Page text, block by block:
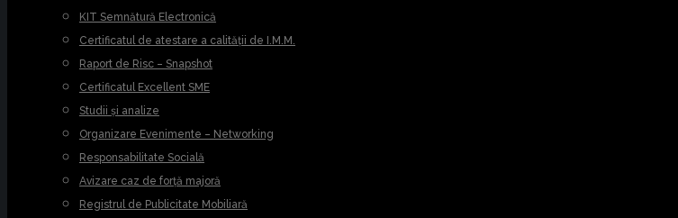
KIT Semnătură Electronică
Certificatul de atestare a calității de I.M.M.
Raport de Risc – Snapshot
Certificatul Excellent SME
Studii și analize
Organizare Evenimente – Networking
Responsabilitate Socială
Avizare caz de forță majoră
Registrul de Publicitate Mobiliară